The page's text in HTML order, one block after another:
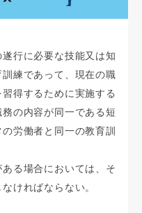
行に必要な技能又は知
練であって、現在の職
得するために実施する
の内容が同一である短
労働者と同一の教育訓
る場合においては、そ
ければならない。